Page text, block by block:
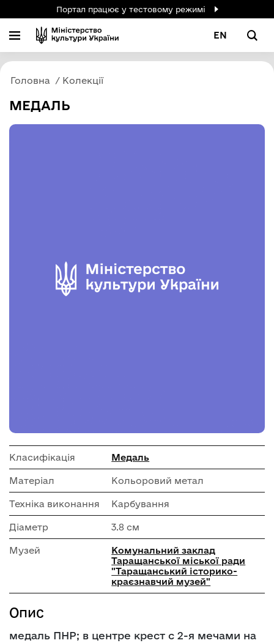
Портал працює у тестовому режимі
EN
Головна Колекції
МЕДАЛЬ
Класифікація Медаль
Матеріал Кольоровий метал
Техніка виконання Карбування
Діаметр 3.8 см
Музей
Комунальний заклад
Таращанської міської ради
"Таращанський історико-
краєзнавчий музей"
Опис
медаль ПНР; в центре крест с 2-я мечами на